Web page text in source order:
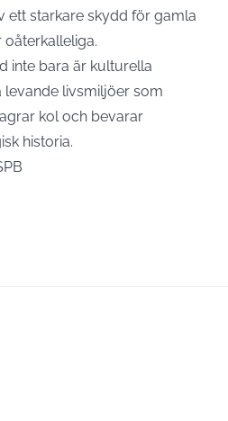
ett starkare skydd för gamla
oåterkalleliga.
inte bara är kulturella
levande livsmiljöer som
kol och bevarar
historia.